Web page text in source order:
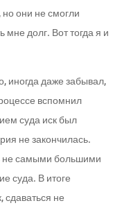
они не смогли
мне долг. Вот тогда я и
иногда даже забывал,
вспомнил
суда иск был
не закончилась.
не самыми большими
суда. В итоге
сдаваться не